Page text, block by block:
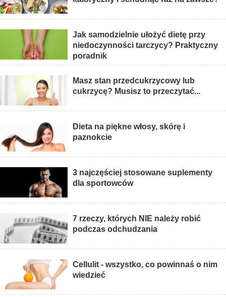
Jak samodzielnie ułożyć dietę przy
niedoczynności tarczycy? Praktyczny
poradnik
Masz stan przedcukrzycowy lub
cukrzycę? Musisz to przeczytać...
Dieta na piękne włosy, skórę i
paznokcie
3 najczęściej stosowane suplementy
dla sportowców
7 rzeczy, których NIE należy robić
podczas odchudzania
Cellulit - wszystko, co powinnaś o nim
wiedzieć